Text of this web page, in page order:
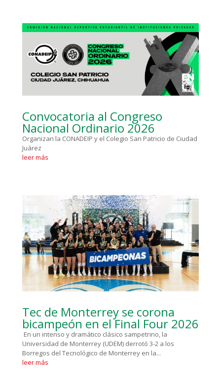
Convocatoria al Congreso
Nacional Ordinario 2026
Organizan la CONADEIP y el Colegio San Patricio de Ciudad
Juárez
leer más
Tec de Monterrey se corona
bicampeón en el Final Four 2026
En un intenso y dramático clásico sampetrino, la
Universidad de Monterrey (UDEM) derrotó 3-2 a los
Borregos del Tecnológico de Monterrey en la...
leer más